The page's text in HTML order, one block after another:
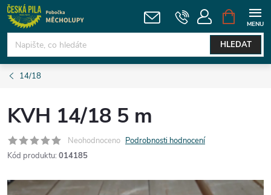
Přejít
na
obsah
HLEDAT
NÁKUPNÍ
KOŠÍK
14/18
KVH 14/18 5 m
Neohodnoceno Podrobnosti hodnocení
Kód produktu: 014185